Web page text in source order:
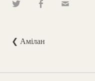
❮ Амілан